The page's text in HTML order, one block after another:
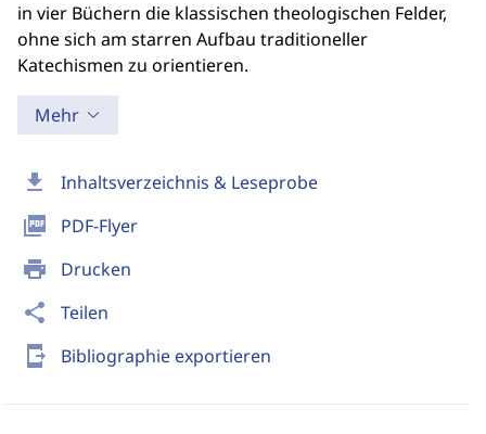
download Inhaltsverzeichnis & Leseprobe
picture_as_pdf PDF-Flyer
print Drucken
share Teilen
send_to_mobile Bibliographie exportieren
in vier Büchern die klassischen theologischen Felder,
ohne sich am starren Aufbau traditioneller
Katechismen zu orientieren.
Mehr